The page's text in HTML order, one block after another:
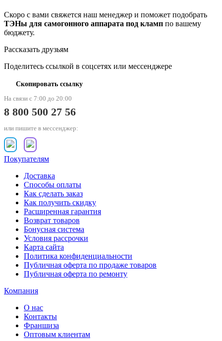
Скоро с вами свяжется наш менеджер и поможет подобрать
ТЭНы для самогонного аппарата под кламп по вашему
бюджету.
Рассказать друзьям
Поделитесь ссылкой в соцсетях или мессенджере
Скопировать ссылку
На связи с 7:00 до 20:00
8 800 500 27 56
или пишите в мессенджер:
Покупателям
Доставка
Способы оплаты
Как сделать заказ
Как получить скидку
Расширенная гарантия
Возврат товаров
Бонусная система
Условия рассрочки
Карта сайта
Политика конфиденциальности
Публичная оферта по продаже товаров
Публичная оферта по ремонту
Компания
О нас
Контакты
Франшиза
Оптовым клиентам